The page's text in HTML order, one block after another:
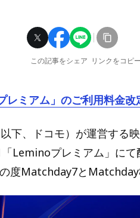
この記事をシェア リンクをコピー
レミアム」のご利用料金改
下、ドコモ）が運営する
Leminoプレミアム」にて
度Matchday7と